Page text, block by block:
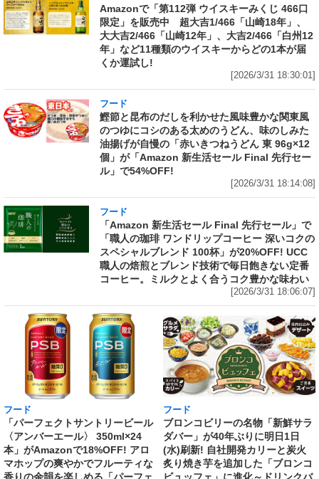
Amazonで「第112弾 ウイスキーみくじ 466口
限定」を販売中 超大吉1/466「山崎18年」、
大大吉2/466「山崎12年」、大吉2/466「白州12
年」など11種類のウイスキーからどの1本が届
くか運試し!
[2026/3/31 18:30:01]
フード
鰹節と昆布のだしを利かせた風味豊かな関東風
のつゆにコシのある太めのうどん、味のしみた
油揚げが自慢の「赤いきつねうどん 東 96g×12
個」が「Amazon 新生活セール Final 先行セー
ル」で54%OFF!
[2026/3/31 18:14:08]
フード
「Amazon 新生活セール Final 先行セール」で
「職人の珈琲 ワンドリップコーヒー 深いコクの
スペシャルブレンド 100杯」が20%OFF! UCC
職人の焙煎とブレンド技術で毎日飽きない定番
コーヒー。ミルクとよく合うコク豊かな味わい
[2026/3/31 18:06:07]
フード
「パーフェクトサントリービール
〈アンバーエール〉 350ml×24
本」がAmazonで18%OFF! アロ
マホップの爽やかでフルーティな
香りの余韻を楽しめる「パーフェ
フード
ブロンコビリーの名物「新鮮サラ
ダバー」が40年ぶりに明日1日
(水)刷新! 自社開発カリーと炭火
炙り焼き芋を追加した「ブロンコ
ビュッフェ」に進化～ドリンクバ